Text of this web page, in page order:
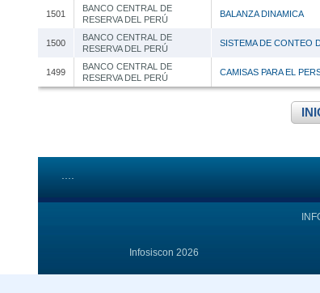
1501
BANCO CENTRAL DE
RESERVA DEL PERÚ
BALANZA DINAMICA
1500
BANCO CENTRAL DE
RESERVA DEL PERÚ
SISTEMA DE CONTEO
1499
BANCO CENTRAL DE
RESERVA DEL PERÚ
CAMISAS PARA EL
Infosiscon 2026